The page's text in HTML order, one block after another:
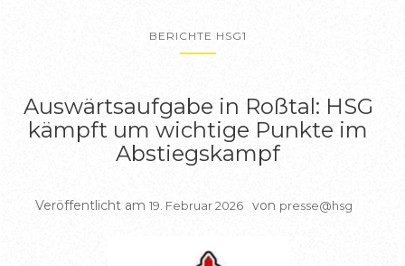
BERICHTE HSG1
Auswärtsaufgabe in Roßtal: HSG
kämpft um wichtige Punkte im
Abstiegskampf
Veröffentlicht am 19. Februar 2026 von presse@hsg